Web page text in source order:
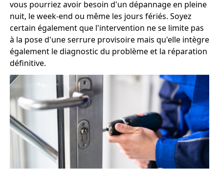
vous pourriez avoir besoin d'un dépannage en pleine
nuit, le week-end ou même les jours fériés. Soyez
certain également que l'intervention ne se limite pas
à la pose d'une serrure provisoire mais qu'elle intègre
également le diagnostic du problème et la réparation
définitive.